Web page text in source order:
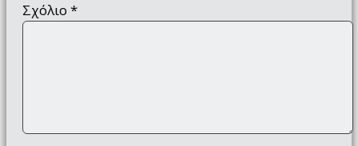
Σχόλιο *